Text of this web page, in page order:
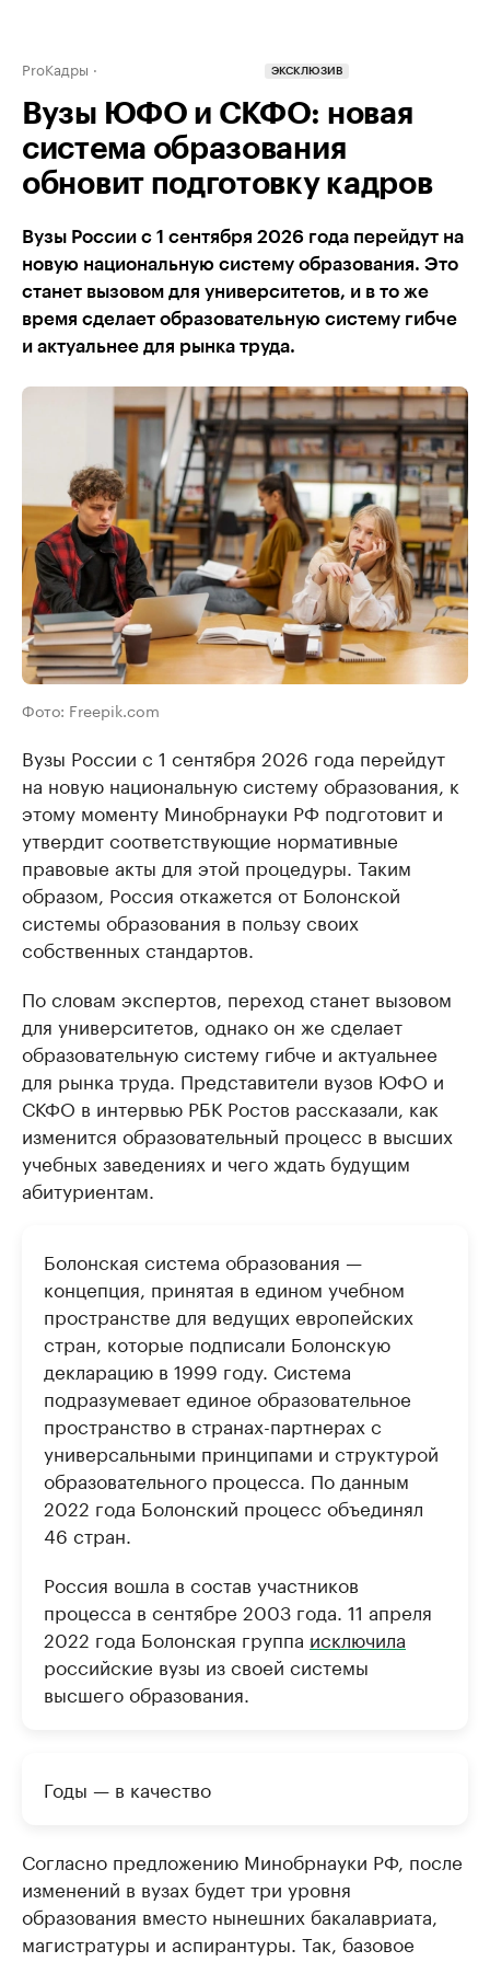
ProКадры ЭКСКЛЮЗИВ
Вузы ЮФО и СКФО: новая
система образования
обновит подготовку кадров
Вузы России с 1 сентября 2026 года перейдут на
новую национальную систему образования. Это
станет вызовом для университетов, и в то же
время сделает образовательную систему гибче
и актуальнее для рынка труда.
Фото: Freepik.com
Вузы России с 1 сентября 2026 года перейдут
на новую национальную систему образования, к
этому моменту Минобрнауки РФ подготовит и
утвердит соответствующие нормативные
правовые акты для этой процедуры. Таким
образом, Россия откажется от Болонской
системы образования в пользу своих
собственных стандартов.
По словам экспертов, переход станет вызовом
для университетов, однако он же сделает
образовательную систему гибче и актуальнее
для рынка труда. Представители вузов ЮФО и
СКФО в интервью РБК Ростов рассказали, как
изменится образовательный процесс в высших
учебных заведениях и чего ждать будущим
абитуриентам.
Болонская система образования —
концепция, принятая в едином учебном
пространстве для ведущих европейских
стран, которые подписали Болонскую
декларацию в 1999 году. Система
подразумевает единое образовательное
пространство в странах-партнерах с
универсальными принципами и структурой
образовательного процесса. По данным
2022 года Болонский процесс объединял
46 стран.
Россия вошла в состав участников
процесса в сентябре 2003 года. 11 апреля
2022 года Болонская группа исключила
российские вузы из своей системы
высшего образования.
Годы — в качество
Согласно предложению Минобрнауки РФ, после
изменений в вузах будет три уровня
образования вместо нынешних бакалавриата,
магистратуры и аспирантуры. Так, базовое